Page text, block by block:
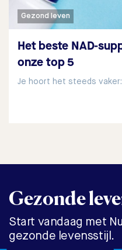
Gezond leven
Het beste NAD-
onze top 5
Je hoort het steeds vaker:
Gezonde
Start vandaag met
gezonde levensstijl.